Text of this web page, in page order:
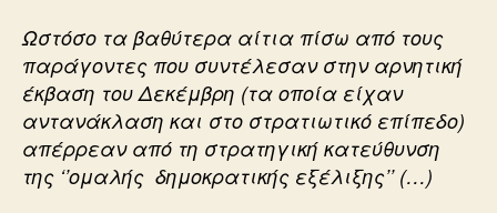
Ωστόσο τα βαθύτερα αίτια πίσω από τους
παράγοντες που συντέλεσαν στην αρνητική
έκβαση του Δεκέμβρη (τα οποία είχαν
αντανάκλαση και στο στρατιωτικό επίπεδο)
απέρρεαν από τη στρατηγική κατεύθυνση
της ‘’ομαλής δημοκρατικής εξέλιξης’’ (…)